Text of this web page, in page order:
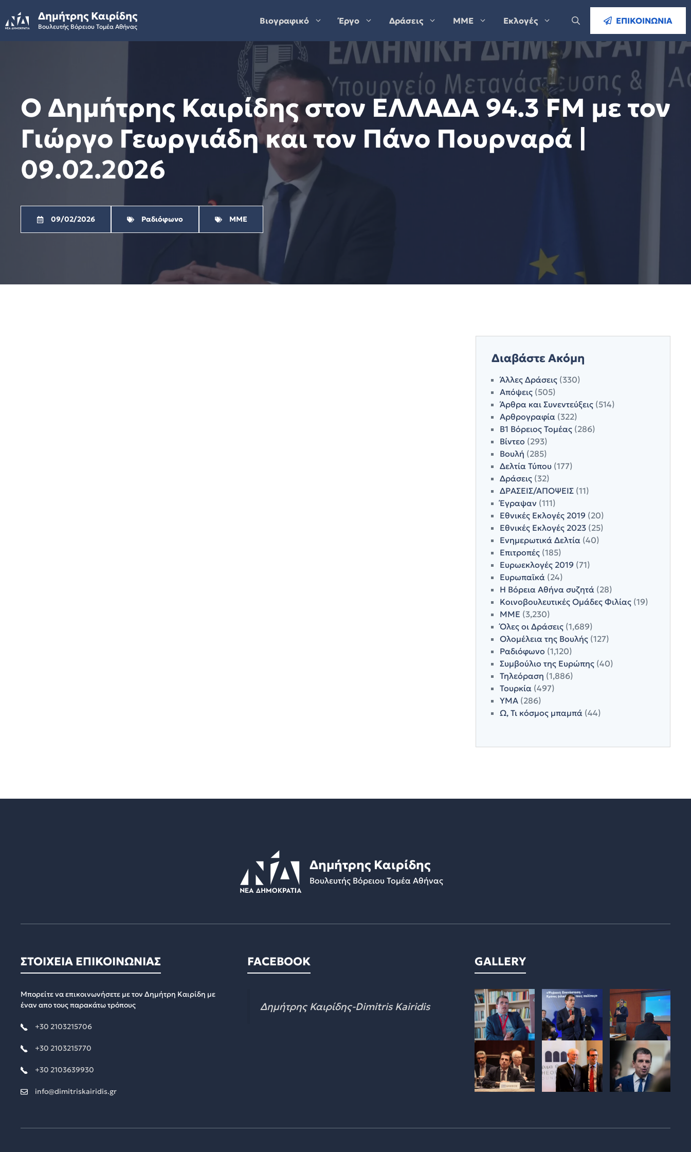
to
content
Δημήτρης Καιρίδης
Βουλευτής Βόρειου Τομέα Αθήνας
Βιογραφικό Έργο Δράσεις ΜΜΕ Εκλογές ΕΠΙΚΟΙΝΩΝΙΑ
Ο Δημήτρης Καιρίδης στον ΕΛΛΑΔΑ 94.3 FM με τον
Γιώργο Γεωργιάδη και τον Πάνο Πουρναρά |
09.02.2026
09/02/2026 Ραδιόφωνο ΜΜΕ
Διαβάστε Ακόμη
Άλλες Δράσεις(330)
Απόψεις(505)
Άρθρα και Συνεντεύξεις(514)
Αρθρογραφία(322)
Β1 Βόρειος Τομέας(286)
Βίντεο (293)
Βουλή (285)
Δελτία Τύπου(177)
Δράσεις(32)
ΔΡΑΣΕΙΣ/ΑΠΟΨΕΙΣ(11)
Έγραψαν (111)
Εθνικές Εκλογές 2019 (20)
Εθνικές Εκλογές 2023(25)
Ενημερωτικά Δελτία(40)
Επιτροπές(185)
Ευρωεκλογές 2019 (71)
Ευρωπαϊκά(24)
Η Βόρεια Αθήνα συζητά(28)
Κοινοβουλευτικές Ομάδες Φιλίας(19)
ΜΜΕ (3,230)
Όλες οι Δράσεις(1,689)
Ολομέλεια της Βουλής(127)
Ραδιόφωνο (1,120)
Συμβούλιο της Ευρώπης(40)
Τηλεόραση (1,886)
Τουρκία(497)
ΥΜΑ(286)
Ω, Τι κόσμος μπαμπά(44)
Δημήτρης Καιρίδης
Βουλευτής Βόρειου Τομέα Αθήνας
ΣΤΟΙΧΕΙΑ ΕΠΙΚΟΙΝΩΝΙΑΣ
Μπορείτε να επικοινωνήσετε με τον Δημήτρη Καιρίδη με
έναν απο τους παρακάτω τρόπους
+30 2103215706
+30 2103215770
+30 2103639930
info@dimitriskairidis.gr
FACEBOOK
Δημήτρης Καιρίδης-Dimitris Kairidis
GALLERY